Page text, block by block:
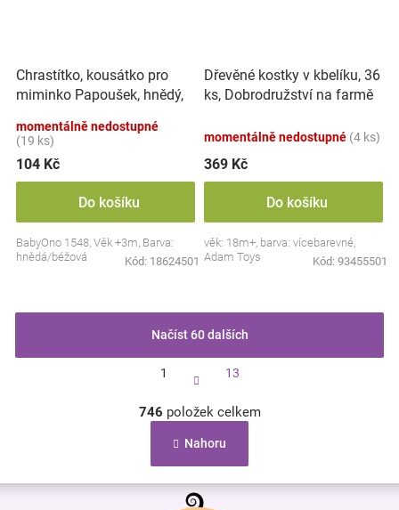
Chrastítko, kousátko pro
miminko Papoušek, hnědý,
momentálně nedostupné
(19 ks)
104 Kč
Do košíku
BabyOno 1548, Věk +3m, Barva:
hnědá/béžová
Kód: 18624501
Dřevěné kostky v kbelíku, 36
ks, Dobrodružství na farmě
momentálně nedostupné (4 ks)
369 Kč
Do košíku
věk: 18m+, barva: vícebarevné,
Adam Toys
Kód: 93455501
v
á
d
a
c
Načíst 60 dalších
t
á
n
k
v
á
n
1 13
746 položek celkem
Nahoru
Z